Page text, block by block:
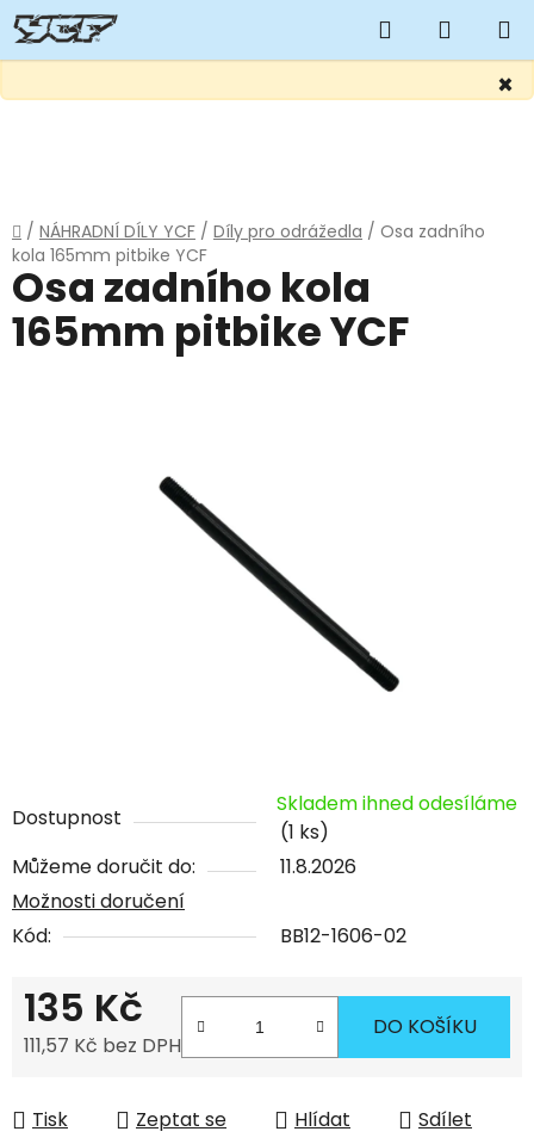
×
Hledat
KOŠÍK
Domů
/ NÁHRADNÍ DÍLY YCF / Díly pro odrážedla / Osa zadního
kola 165mm pitbike YCF
Dostupnost
Skladem ihned odesíláme
(1 ks)
Můžeme doručit do:
11.8.2026
Možnosti doručení
Kód:
BB12-1606-02
135 Kč
111,57 Kč bez DPH
DO KOŠÍKU
Tisk Zeptat se Hlídat Sdílet
Osa zadního kola
165mm pitbike YCF